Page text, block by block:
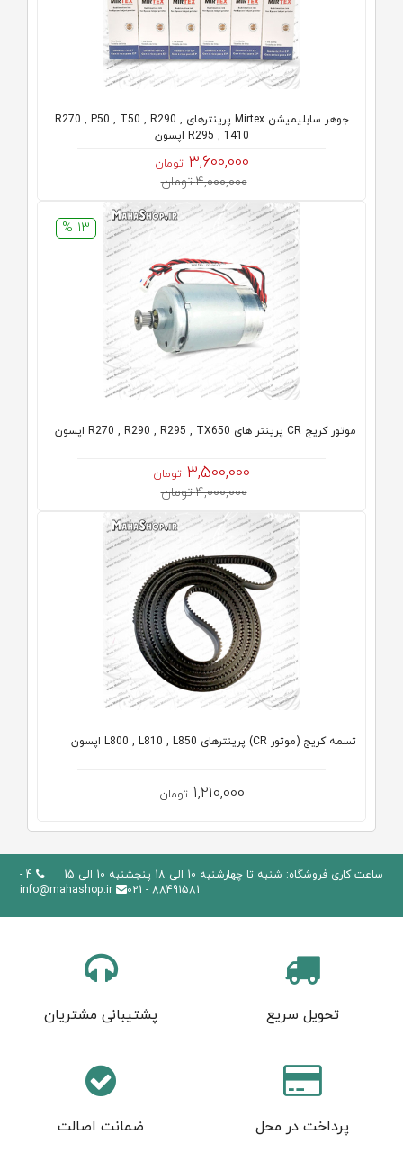
جوهر سابلیمیشن Mirtex پرینترهای R270 , P50 , T50 , R290 ,
R295 , 1410 اپسون
3,600,000 تومان
4,000,000 تومان
13 %
موتور کریج CR پرینتر های R270 , R290 , R295 , TX650 اپسون
3,500,000 تومان
4,000,000 تومان
تسمه کریج (موتور CR) پرینترهای L800 , L810 , L850 اپسون
1,210,000 تومان
ساعت کاری فروشگاه: شنبه تا چهارشنبه 10 الی 18 پنجشنبه 10 الی 15
4 -
88491581 - 021
info@mahashop.ir
تحویل سریع پشتیبانی مشتریان
پرداخت در محل ضمانت اصالت